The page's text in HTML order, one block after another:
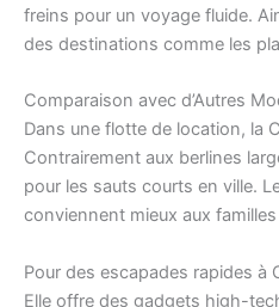
freins pour un voyage fluide.
des destinations comme les
Comparaison avec d’Autres
Dans une flotte de location, la
Contrairement aux berlines
pour les sauts courts en ville.
conviennent mieux aux
Pour des escapades rapides à
Elle offre des gadgets high-